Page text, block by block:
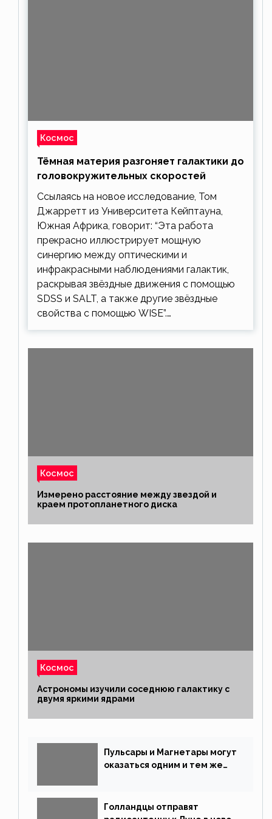
Космос
Тёмная материя разгоняет галактики до
головокружительных скоростей
Ссылаясь на новое исследование, Том
Джарретт из Университета Кейптауна,
Южная Африка, говорит: “Эта работа
прекрасно иллюстрирует мощную
синергию между оптическими и
инфракрасными наблюдениями галактик,
раскрывая звёздные движения с помощью
SDSS и SALT, а также другие звёздные
свойства с помощью WISE”.…
Космос
Измерено расстояние между звездой и
краем протопланетного диска
Космос
Астрономы изучили соседнюю галактику с
двумя яркими ядрами
Пульсары и Магнетары могут
оказаться одним и тем же
Голландцы отправят